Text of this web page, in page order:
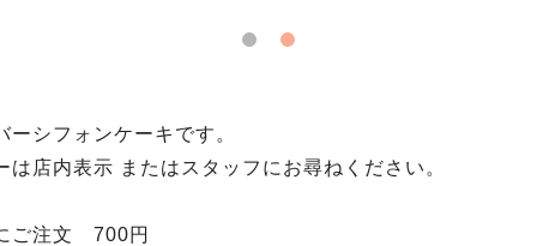
ーシフォンケーキです。
は店内表示 またはスタッフにお尋ねください。
ご注文 700円